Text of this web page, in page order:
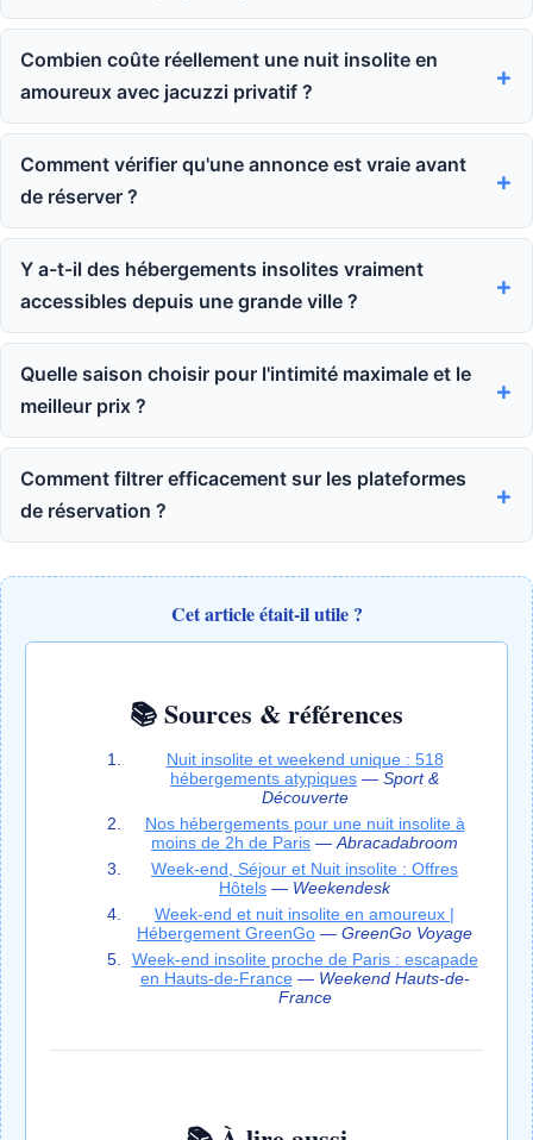
Combien coûte réellement une nuit insolite en
amoureux avec jacuzzi privatif ?
Comment vérifier qu'une annonce est vraie avant
de réserver ?
Y a-t-il des hébergements insolites vraiment
accessibles depuis une grande ville ?
Quelle saison choisir pour l'intimité maximale et le
meilleur prix ?
Comment filtrer efficacement sur les plateformes
de réservation ?
Cet article était-il utile ?
📚 Sources & références
Nuit insolite et weekend unique : 518
hébergements atypiques — Sport &
Découverte
Nos hébergements pour une nuit insolite à
moins de 2h de Paris — Abracadabroom
Week-end, Séjour et Nuit insolite : Offres
Hôtels — Weekendesk
Week-end et nuit insolite en amoureux |
Hébergement GreenGo — GreenGo Voyage
Week-end insolite proche de Paris : escapade
en Hauts-de-France— Weekend Hauts-de-
France